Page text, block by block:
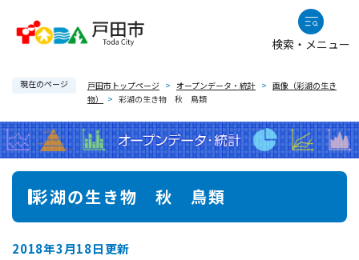
で
す
。
検索・メニュー
現在のページ 戸田市トップページ > オープンデータ・統計 > 画像（彩湖の生き
物）
> 彩湖の生き物 秋 鳥類
本
彩湖の生き物 秋 鳥類
2018年3月18日更新